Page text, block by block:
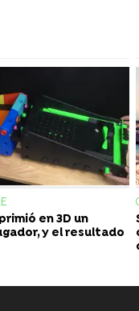
en 3D un
y el resultado